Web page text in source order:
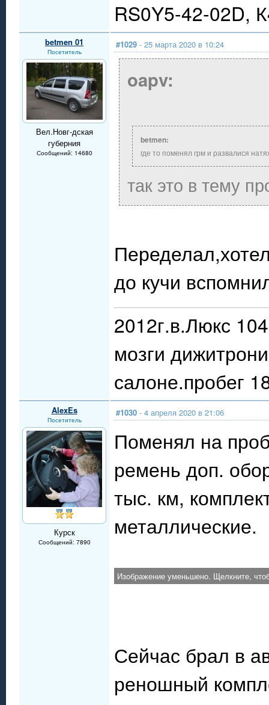
RS0Y5-42-02D,
betmen 01
Посетитель
Вел.Новг-дская
губерния
Сообщений: 14680
#1029 - 25 марта 2020 в 10:24
oapv:
betmen:
где то поменял грм и развалися
так это в тему
до кучи
2012г.в.Люкс
мозги
салоне.пробег
AlexEs
Посетитель
Курск
Сообщений: 7890
#1030 - 4 апреля 2020 в 21:06
Поменял на
ремень доп.
тыс. км,
металлические.
Изображение уменьшено. Щелкните,
Сейчас брал в
реношный